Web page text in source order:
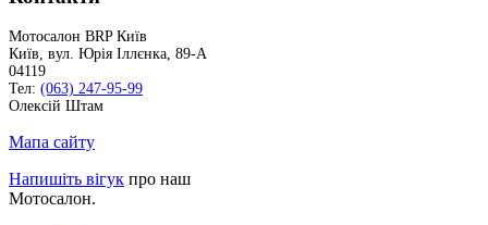
Мотосалон BRP Київ
Київ, вул. Юрія Іллєнка, 89-А
04119
Тел: (063) 247-95-99
Олексій Штам
Мапа сайту
Напишіть вігук про наш
Мотосалон.